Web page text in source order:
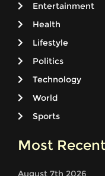
Entertainment
Health
Lifestyle
Politics
Technology
World
Sports
Most
August 7th 2026